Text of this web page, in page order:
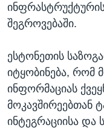
შეგროვებაში.
ესტონეთის
იტყობინება, რომ
ინფორმაციას
მოკავშირეებთან
ინტეგრაციისა და